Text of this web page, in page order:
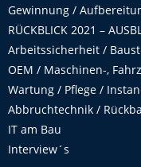
Gewinnung /
RÜCKBLICK 2021 –
Arbeitssicherheit /
OEM / Maschinen-,
Wartung / Pflege /
Abbruchtechnik /
IT am Bau
Interview´s